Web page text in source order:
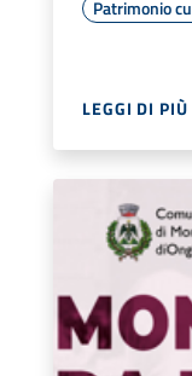
Patrimonio
LEGGI DI PIÙ